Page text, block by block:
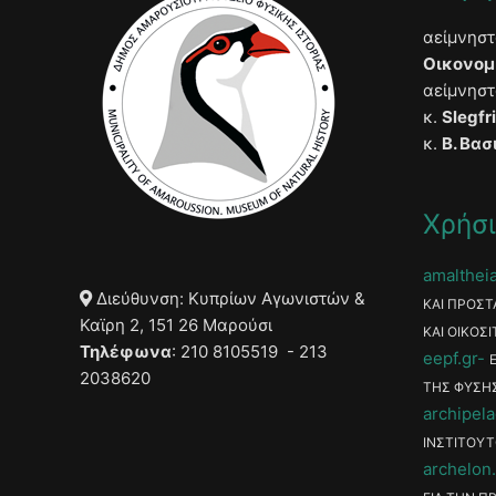
Διεύθυνση: Κυπρίων Αγωνιστών &
Καϊρη 2, 151 26 Μαρούσι
Τηλέφωνα: 210 8105519 - 213
2038620
κ.
κ. Β.
ΚΑΙ
ΚΑΙ
eepf.gr
ΤΗΣ